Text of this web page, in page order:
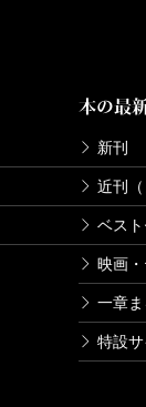
本の最
新刊
近刊（
ベス
映画
一章
特設